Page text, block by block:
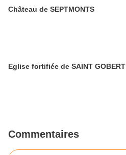
Château de SEPTMONTS
Eglise fortifiée de SAINT GOBERT
Commentaires